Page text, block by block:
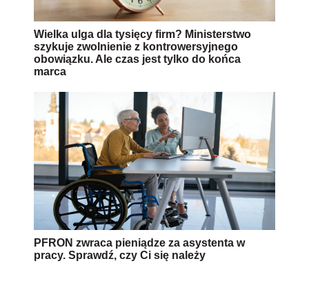
Wielka ulga dla tysięcy firm? Ministerstwo
szykuje zwolnienie z kontrowersyjnego
obowiązku. Ale czas jest tylko do końca
marca
PFRON zwraca pieniądze za asystenta w
pracy. Sprawdź, czy Ci się należy